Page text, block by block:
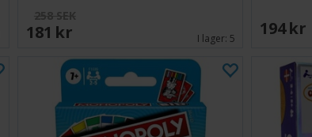
258 SEK
181 SEK I lager: 5 194 SEK